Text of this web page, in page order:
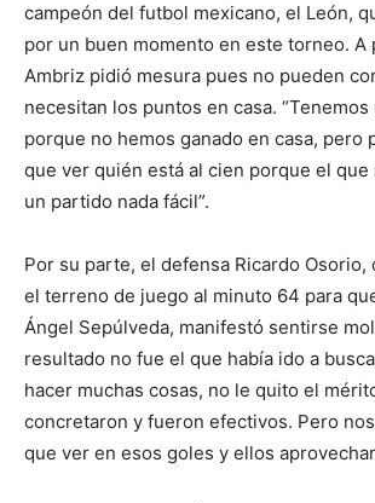
campeón del futbol mexicano, el León,
por un buen momento en este torneo. A
Ambriz pidió mesura pues no pueden
necesitan los puntos en casa.
porque no hemos ganado en casa, pero
que ver quién está al cien porque el que
un partido nada fácil”.
Por su parte, el defensa Ricardo Osorio,
el terreno de juego al minuto 64 para
Ángel Sepúlveda, manifestó sentirse
resultado no fue el que había ido a
hacer muchas cosas, no le quito el
concretaron y fueron efectivos. Pero
que ver en esos goles y ellos